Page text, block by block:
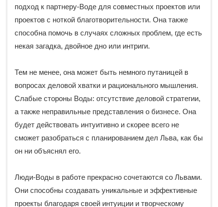
подход к партнеру-Воде для совместных проектов или
проектов с ноткой благотворительности. Она также
способна помочь в случаях сложных проблем, где есть
некая загадка, двойное дно или интриги.
Тем не менее, она может быть немного путаницей в
вопросах деловой хватки и рационального мышления.
Слабые стороны Воды: отсутствие деловой стратегии,
а также неправильные представления о бизнесе. Она
будет действовать интуитивно и скорее всего не
сможет разобраться с планированием дел Льва, как бы
он ни объяснял его.
Люди-Воды в работе прекрасно сочетаются со Львами.
Они способны создавать уникальные и эффективные
проекты благодаря своей интуиции и творческому